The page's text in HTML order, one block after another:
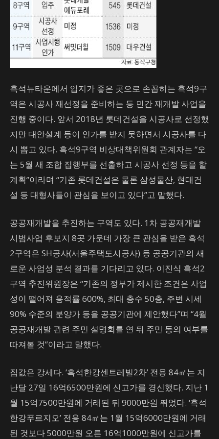
흑석뉴타운에서 입지가 좋은 곳으로 손꼽히는 흑석9구
역은 시공사 재선정을 준비하는 등 민간 재개발 사업을
진행 중이다. 앞서 2018년 롯데건설을 시공사로 선정했
지만 대안설계 등이 인가를 받지 못하면서 시공사를 다
시 뽑고 있다. 흑석9구역 비상대책위원회 관계자는 “오
는 5월 새 조합 집행부를 선출하고 시공사 선정 등을 할
계획”이라며 “기존 롯데건설은 물론 삼성물산, 현대건
설 등 대형사들이 관심을 보이고 있다”고 말했다.
공공재개발을 추진하는 구역도 있다. 1차 공공재개발
시범사업 후보지 8곳 가운데 가장 큰 관심을 받은 흑석
2구역은 SH공사(서울주택도시공사) 등 공공기관의 새
로운 사업성 분석 결과를 기다리고 있다. 이진식 흑석2
구역 추진위원장은 “기존의 정부가 제시한 조건은 사업
성이 떨어져 용적률 600%, 최대 층수 50층, 주변 시세
90% 수준의 분양가 등을 공공기관에 제안했다”며 “4월
공공재개발 관련 주민 설명회를 연 뒤 주민 동의 여부를
따져볼 것”이라고 말했다.
집값은 강세다. ‘흑석한강센트레빌2차’ 전용 84㎡는 지
난달 27일 16억6500만원에 신고가를 경신했다. 지난 1
월 15억7500만원에 거래된 뒤 9000만원 뛰었다. ‘흑석
한강푸르지오’ 전용 84㎡는 1월 15억6000만원에 거래
된 것보다 5000만원 오른 16억1000만원에 신고가를